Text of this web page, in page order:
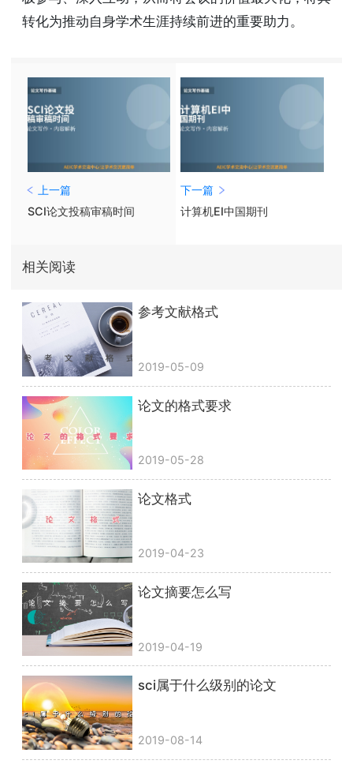
转化为推动自身学术生涯持续前进的重要助力。
上一篇
SCI论文投稿审稿时间
下一篇
计算机EI中国期刊
相关阅读
参考文献格式
2019-05-09
论文的格式要求
2019-05-28
论文格式
2019-04-23
论文摘要怎么写
2019-04-19
sci属于什么级别的论文
2019-08-14